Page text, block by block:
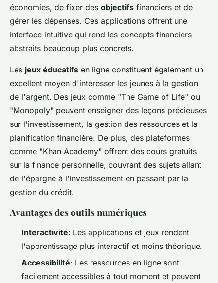
économies, de fixer des objectifs financiers et de
gérer les dépenses. Ces applications offrent une
interface intuitive qui rend les concepts financiers
abstraits beaucoup plus concrets.
Les jeux éducatifs en ligne constituent également un
excellent moyen d'intéresser les jeunes à la gestion
de l'argent. Des jeux comme "The Game of Life" ou
"Monopoly" peuvent enseigner des leçons précieuses
sur l'investissement, la gestion des ressources et la
planification financière. De plus, des plateformes
comme "Khan Academy" offrent des cours gratuits
sur la finance personnelle, couvrant des sujets allant
de l'épargne à l'investissement en passant par la
gestion du crédit.
Avantages des outils numériques
Interactivité: Les applications et jeux rendent
l'apprentissage plus interactif et moins théorique.
Accessibilité: Les ressources en ligne sont
facilement accessibles à tout moment et peuvent